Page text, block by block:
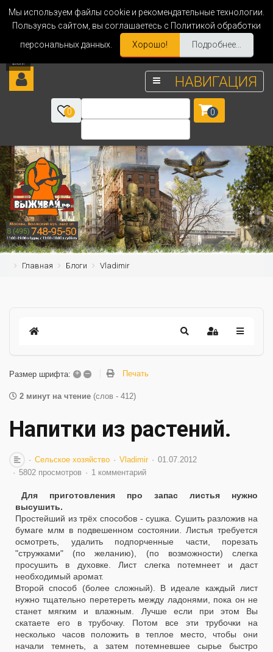
Мы используем файлы cookie и рекомендательные технологии.
Пользуясь сайтом, вы соглашаетесь с Политикой обработки
персональных данных.
Хорошо! Подробнее...
НАВИГАЦИЯ
0 0
Главная Блоги Vladimir
Размер шрифта: + – Печать
2 минут на чтение (слов - 412)
Напитки из растений.
Сельское хозяйство Vladimir
01.07.2012
5802 просмотров
1 комментарий
Для приготовления про запас листья нужно
высушить.
Простейший из трёх способов - сушка. Сушить разложив на
бумаге млм в подвешенном состоянии. Листья требуется
осмотреть, удалить подпорченные части, порезать
"стружками" (по желанию), (по возможности) слегка
просушить в духовке. Лист слегка потемнеет и даст
необходимый аромат.
Второй способ (более сложный). В идеале каждый лист
нужно тщательно перетереть между ладонями, пока он не
станет мягким и влажным. Лучше если при этом Вы
скатаете его в трубочку. Потом все эти трубочки на
несколько часов положить в теплое место, чтобы они
начали темнеть, а затем потемневшее сырье быстро